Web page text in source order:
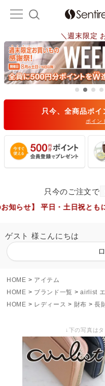
＼週末限定
只今、全商品ポイ
ポイン
只今のご注文で
土日祝ともに午後16時迄
ゲスト 様こんにちは
HOME
アイテム
HOME
ブランド一覧 airlist
HOME
レディース 財布 長
↓下の写真は